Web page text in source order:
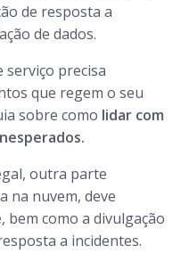
de resposta a
de dados.
precisa
que regem o seu
sobre como lidar com
outra parte
na nuvem, deve
, bem como a divulgação
a incidentes.